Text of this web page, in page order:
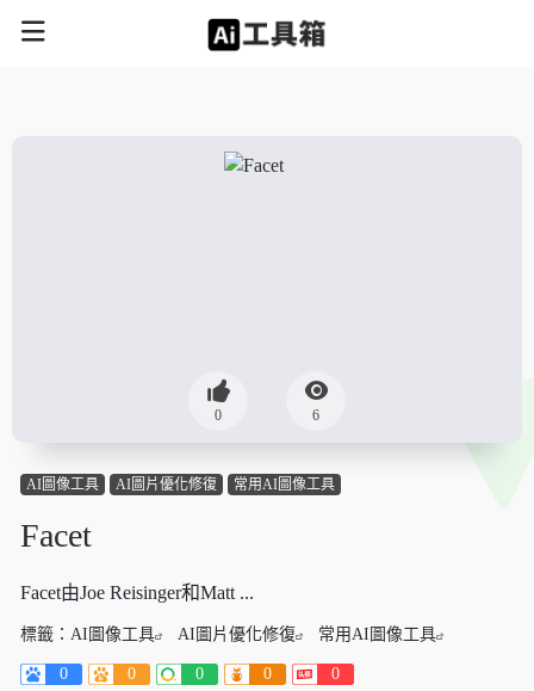
0 6
AI圖像工具 AI圖片優化修復 常用AI圖像工具
Facet
Facet由Joe Reisinger和Matt ...
標籤： AI圖像工具 AI圖片優化修復 常用AI圖像工具
0 0 0 0 0